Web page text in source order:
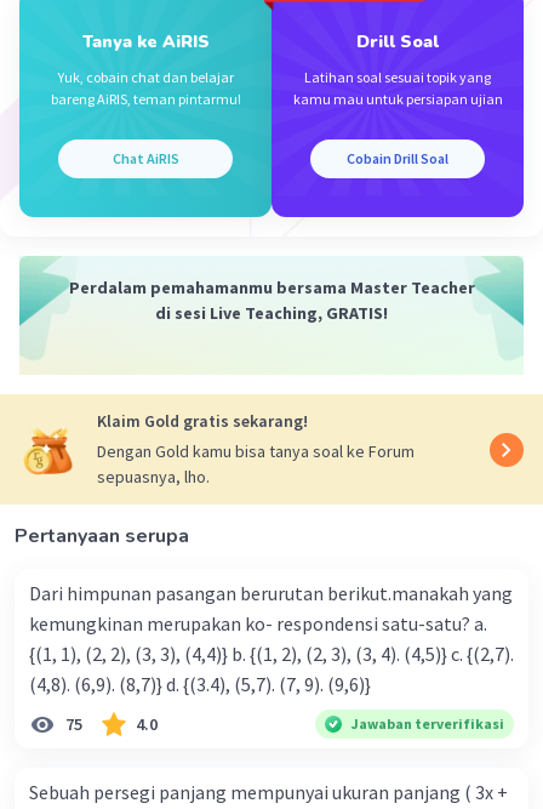
Tanya ke AiRIS
Yuk, cobain chat dan belajar
bareng AiRIS, teman pintarmu!
Chat AiRIS
Drill Soal
Latihan soal sesuai topik yang
kamu mau untuk persiapan ujian
Cobain Drill Soal
Perdalam pemahamanmu bersama Master Teacher
di sesi Live Teaching, GRATIS!
Klaim Gold gratis sekarang!
Dengan Gold kamu bisa tanya soal ke Forum
sepuasnya, lho.
Pertanyaan serupa
Dari himpunan pasangan berurutan berikut.manakah yang
kemungkinan merupakan ko- respondensi satu-satu? a.
{(1, 1), (2, 2), (3, 3), (4,4)} b. {(1, 2), (2, 3), (3, 4). (4,5)} c. {(2,7).
(4,8). (6,9). (8,7)} d. {(3.4), (5,7). (7, 9). (9,6)}
75 4.0 Jawaban terverifikasi
Sebuah persegi panjang mempunyai ukuran panjang ( 3x +